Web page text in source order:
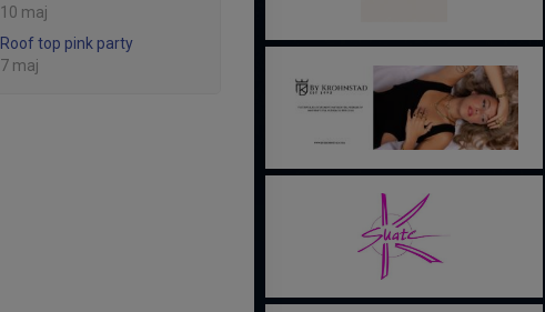
10 maj
Roof top pink party
7 maj